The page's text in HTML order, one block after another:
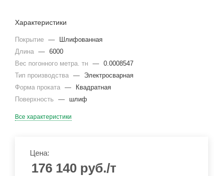
Характеристики
Покрытие —
Шлифованная
Длина — 6000
Вес погонного метра. тн — 0.0008547
Тип производства —
Электросварная
Форма проката —
Квадратная
Поверхность
— шлиф
Все характеристики
Цена:
176 140 руб./т